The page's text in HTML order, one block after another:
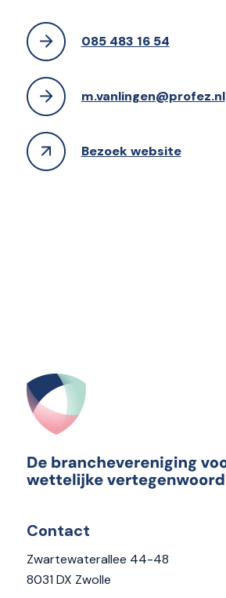
085 483 16 54
m.vanlingen@profez.nl
Bezoek website
Contact
Zwartewaterallee 44-48
8031 DX Zwolle